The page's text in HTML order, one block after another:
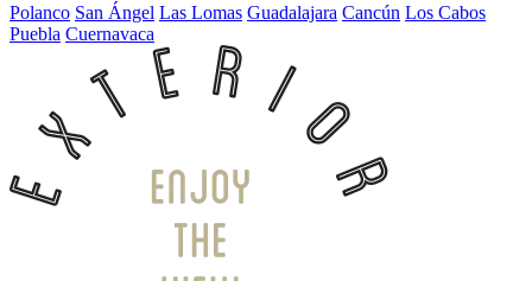
Polanco San Ángel Las Lomas Guadalajara Cancún Los Cabos
Puebla Cuernavaca